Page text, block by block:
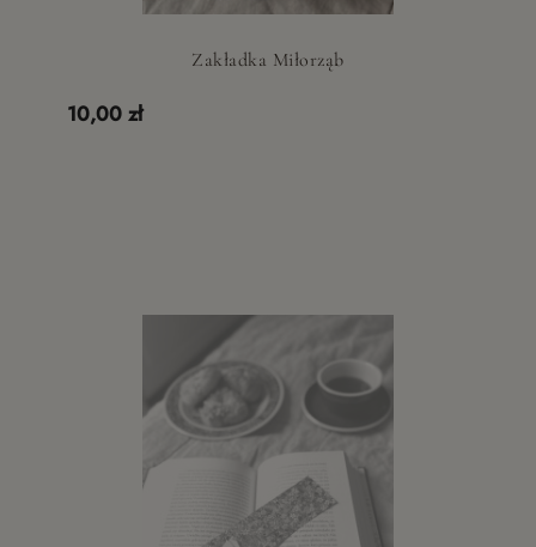
Zakładka Miłorząb
10,00 zł